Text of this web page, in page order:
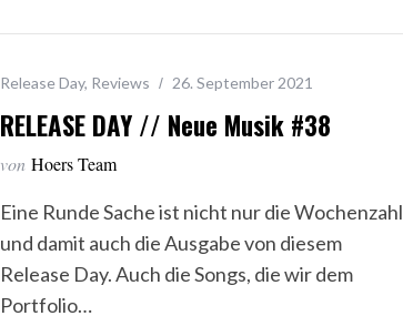
Release Day, Reviews 26. September 2021
RELEASE DAY // Neue Musik #38
von Hoers Team
Eine Runde Sache ist nicht nur die Wochenzahl
und damit auch die Ausgabe von diesem
Release Day. Auch die Songs, die wir dem
Portfolio…